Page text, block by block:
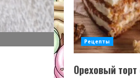
Рецепты
Ореховый